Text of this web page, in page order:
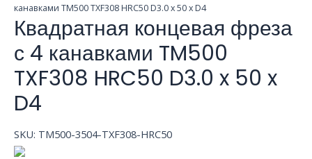
канавками TM500 TXF308 HRC50 D3.0 x 50 x D4
Квадратная концевая фреза
с 4 канавками TM500
TXF308 HRC50 D3.0 x 50 x
D4
SKU: TM500-3504-TXF308-HRC50